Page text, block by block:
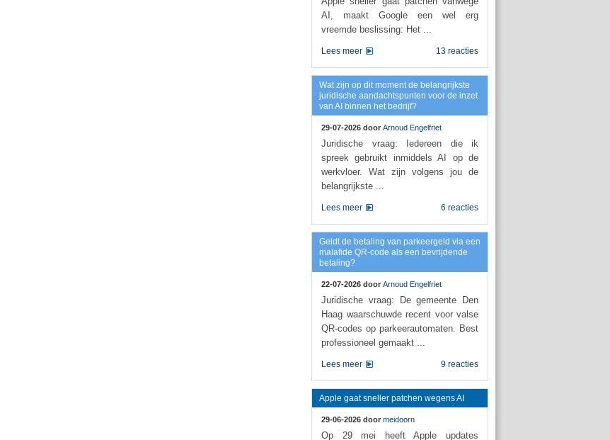
AI, maakt Google een wel erg
vreemde beslissing: Het ...
13 reacties
Lees meer
Wat zijn op dit moment de belangrijkste
juridische aandachtspunten voor de inzet
van AI binnen het bedrijf?
29-07-2026 door Arnoud Engelfriet
Juridische vraag: Iedereen die ik
spreek gebruikt inmiddels AI op de
werkvloer. Wat zijn volgens jou de
belangrijkste ...
6 reacties
Lees meer
Geldt de betaling van parkeergeld via een
malafide QR-code als een bevrijdende
betaling?
22-07-2026 door Arnoud Engelfriet
Juridische vraag: De gemeente Den
Haag waarschuwde recent voor valse
QR-codes op parkeerautomaten. Best
professioneel gemaakt ...
9 reacties
Lees meer
Apple gaat sneller patchen wegens AI
29-06-2026 door meidoorn
Op 29 mei heeft Apple updates